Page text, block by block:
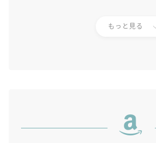
もっと見る